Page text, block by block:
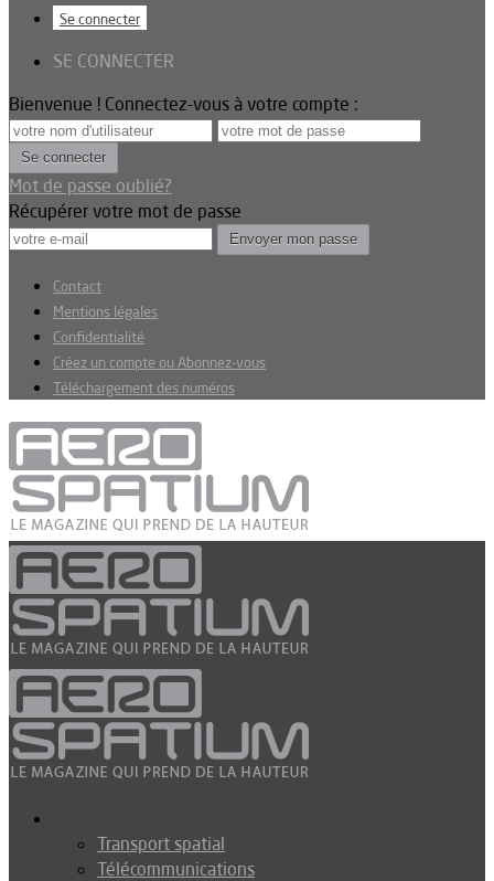
Se connecter
SE CONNECTER
Bienvenue ! Connectez-vous à votre compte :
Mot de passe oublié?
Récupérer votre mot de passe
Contact
Mentions légales
Confidentialité
Créez un compte ou Abonnez-vous
Téléchargement des numéros
Transport spatial
Télécommunications